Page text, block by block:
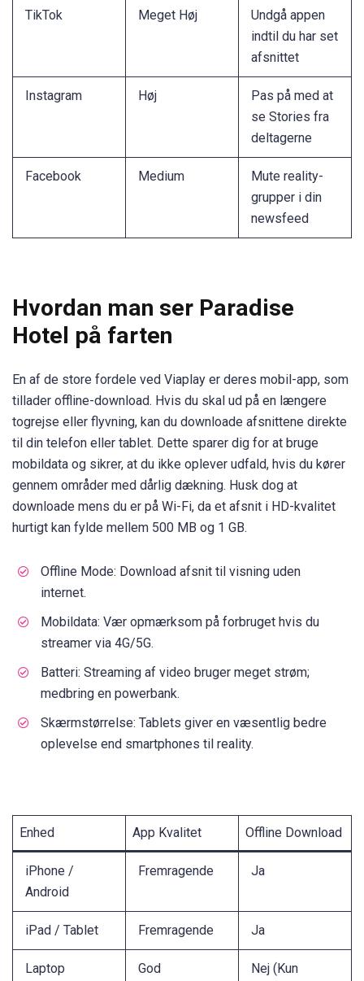
TikTok Meget Høj
Undgå appen
indtil du har set
afsnittet
Instagram Høj
Pas på med at
se Stories fra
deltagerne
Facebook Medium
Mute reality-
grupper i din
newsfeed
Hvordan man ser Paradise
Hotel på farten
En af de store fordele ved Viaplay er deres mobil-app, som
tillader offline-download. Hvis du skal ud på en længere
togrejse eller flyvning, kan du downloade afsnittene direkte
til din telefon eller tablet. Dette sparer dig for at bruge
mobildata og sikrer, at du ikke oplever udfald, hvis du kører
gennem områder med dårlig dækning. Husk dog at
downloade mens du er på Wi-Fi, da et afsnit i HD-kvalitet
hurtigt kan fylde mellem 500 MB og 1 GB.
Offline Mode: Download afsnit til visning uden
internet.
Mobildata: Vær opmærksom på forbruget hvis du
streamer via 4G/5G.
Batteri: Streaming af video bruger meget strøm;
medbring en powerbank.
Skærmstørrelse: Tablets giver en væsentlig bedre
oplevelse end smartphones til reality.
Enhed App Kvalitet Offline Download
iPhone /
Android
Fremragende Ja
iPad / Tablet Fremragende Ja
Laptop God
Nej (Kun